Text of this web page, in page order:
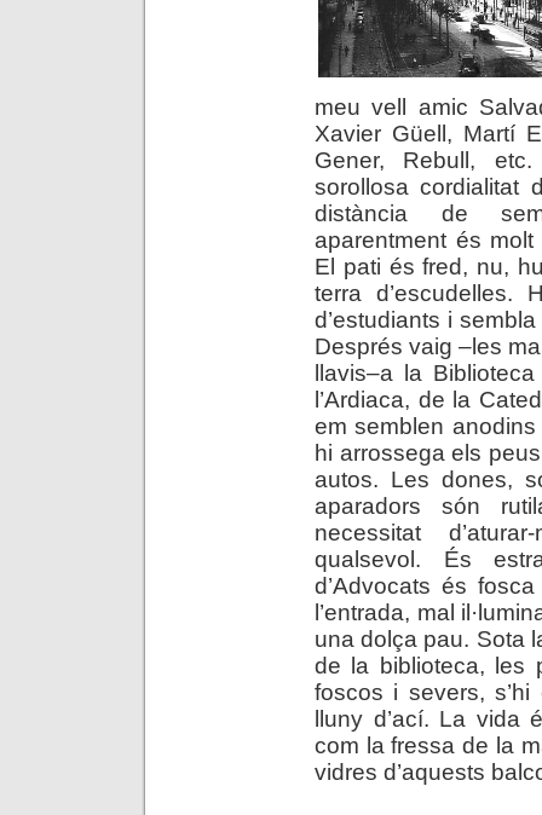
meu vell amic
Xavier Güell, Martí
Gener, Rebull,
sorollosa cordialitat
distància de
aparentment és
El pati és fred, nu,
terra d’escudelles.
d’estudiants i
Després vaig –les
llavis–a la
l’Ardiaca, de la
em semblen
hi arrossega els
autos. Les dones,
aparadors són
necessitat
qualsevol. És
d’Advocats és
l’entrada, mal
una dolça pau. Sota
de la biblioteca, les
foscos i severs,
lluny d’ací. La vida
com la fressa de la
vidres d’aquests